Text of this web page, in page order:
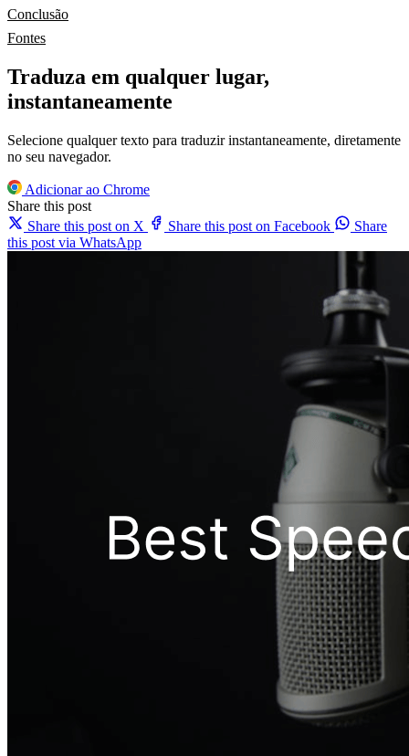
Conclusão
Fontes
Traduza em qualquer lugar,
instantaneamente
Selecione qualquer texto para traduzir instantaneamente, diretamente
no seu navegador.
Adicionar ao Chrome
Share this post
Share this post on X
Share this post on Facebook
Share
this post via WhatsApp